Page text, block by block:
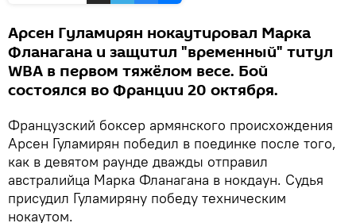
Арсен Гуламирян нокаутировал Марка
Фланагана и защитил "временный" титул
WBA в первом тяжёлом весе. Бой
состоялся во Франции 20 октября.
Французский боксер армянского происхождения
Арсен Гуламирян победил в поединке после того,
как в девятом раунде дважды отправил
австралийца Марка Фланагана в нокдаун. Судья
присудил Гуламиряну победу техническим
нокаутом.